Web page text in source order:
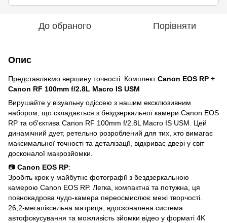
До обраного Порівняти
Опис
Представляємо вершину точності: КомплектCanon EOS RP +
Canon RF 100mm f/2.8L Macro IS USM
Вирушайте у візуальну одіссею з нашим ексклюзивним
набором, що складається з бездзеркальної камери Canon EOS
RP та об'єктива Canon RF 100mm f/2.8L Macro IS USM. Цей
динамічний дует, ретельно розроблений для тих, хто вимагає
максимальної точності та деталізації, відкриває двері у світ
досконалої макрозйомки.
📷 Canon EOS RP:
Зробіть крок у майбутнє фотографії з бездзеркальною
камерою Canon EOS RP. Легка, компактна та потужна, ця
повнокадрова чудо-камера переосмислює межі творчості.
26,2-мегапіксельна матриця, вдосконалена система
автофокусування та можливість зйомки відео у форматі 4K